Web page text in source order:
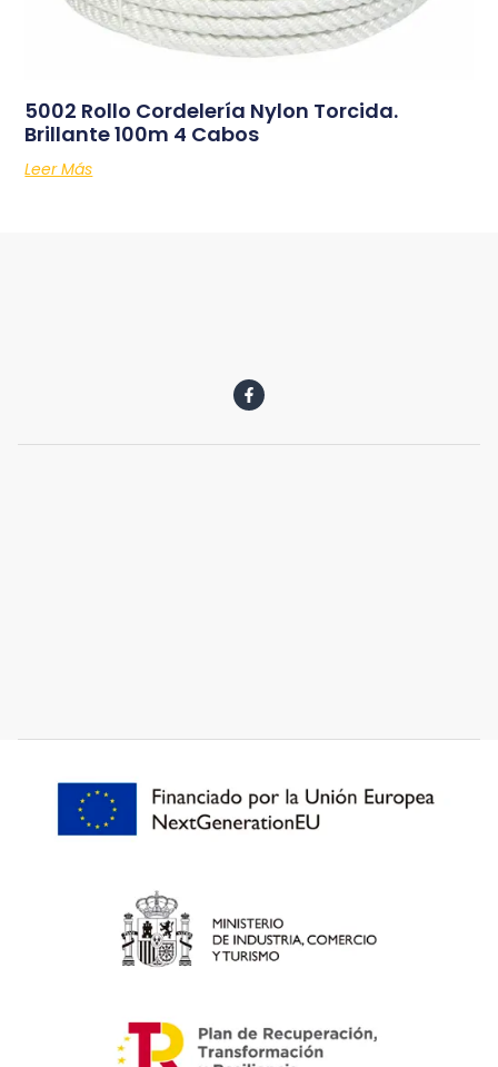
5002 Rollo Cordelería Nylon Torcida.
Brillante 100m 4 Cabos
Leer Más